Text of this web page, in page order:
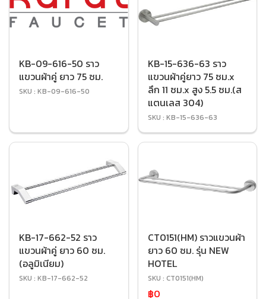
KB-09-616-50 ราว
แขวนผ้าคู่ ยาว 75 ซม.
SKU : KB-09-616-50
KB-15-636-63 ราว
แขวนผ้าคู่ยาว 75 ซม.x
ลึก 11 ซม.x สูง 5.5 ซม.(ส
แตนเลส 304)
SKU : KB-15-636-63
KB-17-662-52 ราว
แขวนผ้าคู่ ยาว 60 ซม.
(อลูมิเนียม)
SKU : KB-17-662-52
CT0151(HM) ราวแขวนผ้า
ยาว 60 ซม. รุ่น NEW
HOTEL
SKU : CT0151(HM)
฿0